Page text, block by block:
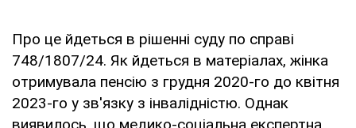
Про це йдеться в рішенні суду по справі
748/1807/24. Як йдеться в матеріалах, жінка
отримувала пенсію з грудня 2020-го до квітня
2023-го у зв'язку з інвалідністю. Однак
виявилось, що медико-соціальна експертна